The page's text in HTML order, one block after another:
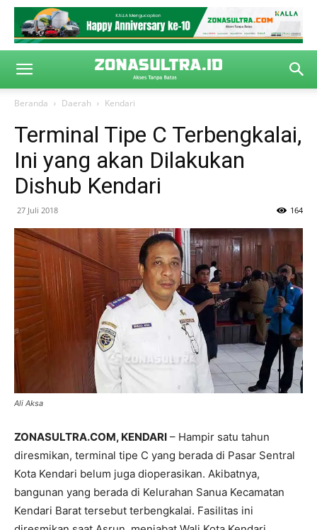
Beranda Daerah Kendari
Terminal Tipe C Terbengkalai,
Ini yang akan Dilakukan
Dishub Kendari
27 Juli 2018 164
Ali Aksa
ZONASULTRA.COM, KENDARI – Hampir satu tahun
diresmikan, terminal tipe C yang berada di Pasar Sentral
Kota Kendari belum juga dioperasikan. Akibatnya,
bangunan yang berada di Kelurahan Sanua Kecamatan
Kendari Barat tersebut terbengkalai. Fasilitas ini